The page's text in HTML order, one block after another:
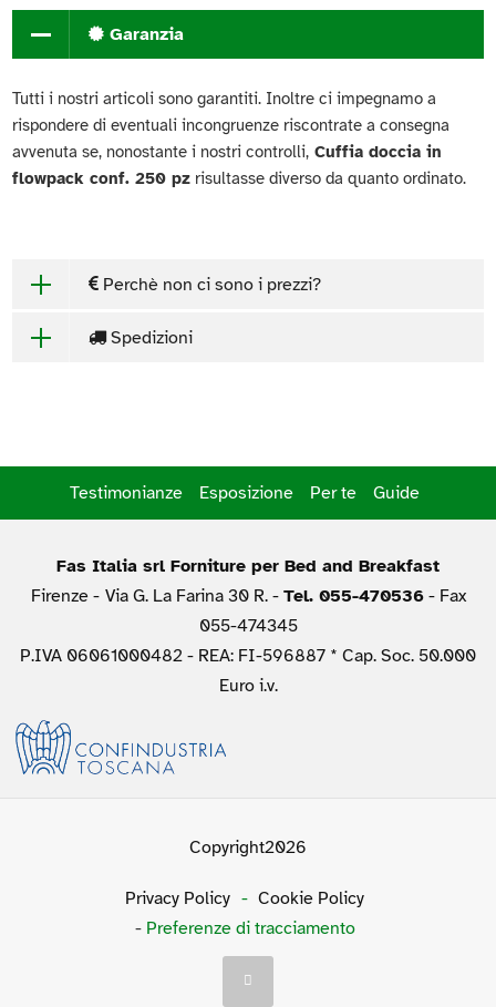
Garanzia
Tutti i nostri articoli sono garantiti. Inoltre ci impegnamo a
rispondere di eventuali incongruenze riscontrate a consegna
avvenuta se, nonostante i nostri controlli, Cuffia doccia in
flowpack conf. 250 pz risultasse diverso da quanto ordinato.
Perchè non ci sono i prezzi?
Spedizioni
Testimonianze Esposizione Per te Guide
Fas Italia srl Forniture per Bed and Breakfast
Firenze - Via G. La Farina 30 R. - Tel. 055-470536- Fax
055-474345
P.IVA 06061000482 - REA: FI-596887 * Cap. Soc. 50.000
Euro i.v.
Copyright2026
Privacy Policy - Cookie Policy
- Preferenze di tracciamento